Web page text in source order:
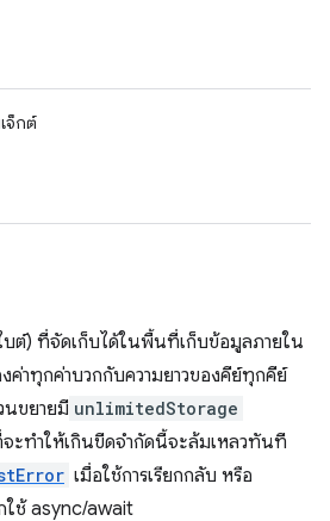
จ็กต์
ต์) ที่จัดเก็บได้ในพื้นที่เก็บข้อมูลภายใน
ค่าทุกค่าบวกกับความยาวของคีย์ทุกคีย์
นขยายมี unlimitedStorage
ะทำให้เกินขีดจำกัดนี้จะล้มเหลวทันที
เมื่อใช้การเรียกกลับ หรือ
ใช้ async/await